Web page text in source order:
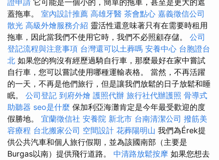
證申請 它可能是一個小的，簡單的拖車，甚至是更大的遮
蓋拖車。 室內設計推薦 高雄牙醫 茶會點心 嘉義徵信公司
散光 高級外燴服務介紹 靈活性還意味著只有在需要時租用
拖車，因此當我們不使用它時，我們不必照顧存儲。 公司
登記流程與注意事項 台灣還可以土葬嗎 安養中心 台胞證台
北 如果您的狗沒有經歷過騎自行車，那麼最好在家中嘗試
自行車，您可以嘗試使用哪種運輸表格。 當然，不再活躍
的一天，不再是他們旅行，但是讓我們放鬆的日子放鬆和睡
眠。 公司登記 到府外燴 護照代辦 旅行社代辦護照 骨導式
助聽器 seo是什麼 保加利亞海灘肯定是今年最受歡迎的度
假勝地。 宜蘭徵信社 安養院 新北市 台南清潔公司 撥筋美
容療程 台北搬家公司 空間設計 花葬陽明山 我們為Érek提
供公共汽車和個人旅行假期，並為該國南部（主要是
Burgas以南）提供飛行道路。 中清路放鬆按摩 如果您想去